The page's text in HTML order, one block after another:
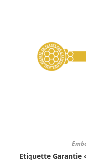
Etiquette Garantie